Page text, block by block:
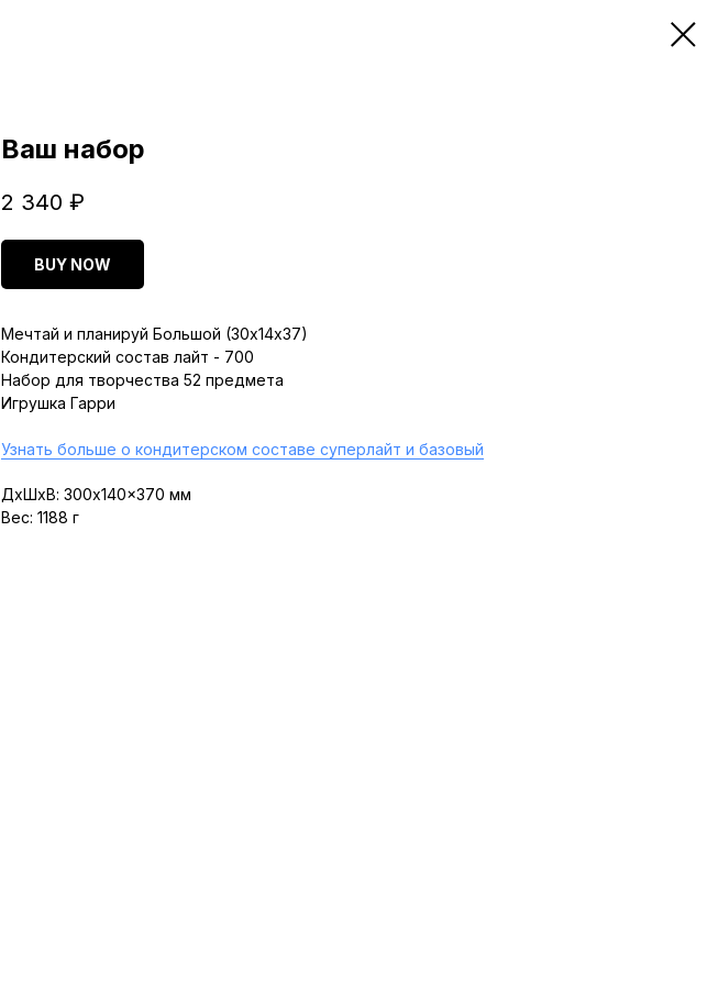
Ваш набор
2 340 ₽
BUY NOW
Мечтай и планируй Большой (30х14х37)
Кондитерский состав лайт - 700
Набор для творчества 52 предмета
Игрушка Гарри
Узнать больше о кондитерском составе суперлайт и базовый
ДxШxВ: 300x140x370 мм
Вес: 1188 г